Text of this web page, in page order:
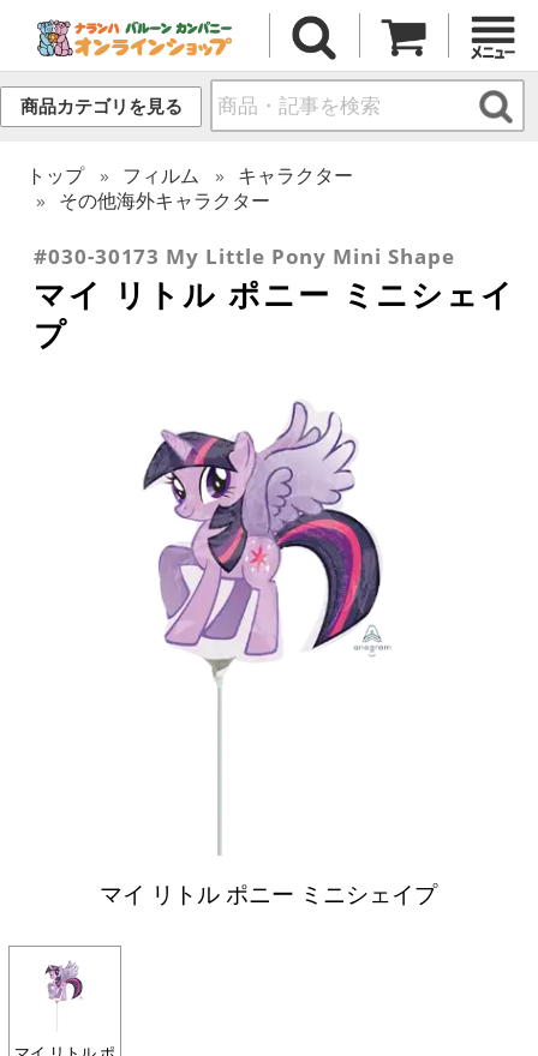
商品カテゴリを見る
トップ フィルム
キャラクター
その他海外キャラクター
#030-30173 My Little Pony Mini Shape
マイ リトル ポニー ミニシェイ
プ
マイ リトル ポニー ミニシェイプ